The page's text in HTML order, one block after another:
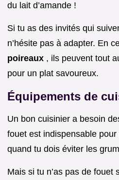
du lait d’amande !
Si tu as des invités qui
n’hésite pas à adapter. En
poireaux , ils peuvent tout
pour un plat savoureux.
Équipements de
Un bon cuisinier a besoin
fouet est indispensable
quand tu dois éviter les
Mais si tu n’as pas de fouet